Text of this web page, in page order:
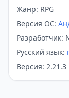
Жанр: RPG
Версия ОС:
Разработчик:
Русский язык:
Версия: 2.21.3